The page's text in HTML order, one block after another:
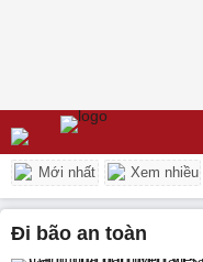
Mới nhất Xem nhiều
đi bão an toàn